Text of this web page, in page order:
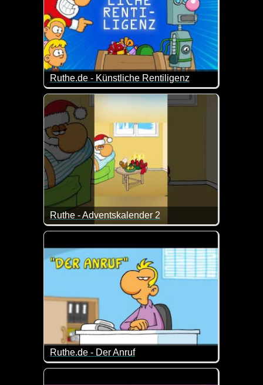
Ruthe.de - Künstliche Rentiligenz
Die künstliche Intelligenz ist nicht immer und
Ruthe - Adventskalender 2
Ein nettes Ruthe-Video zur Adventszeit. An
Ruthe.de - Der Anruf
Das ist gar nicht so arg weit weg von der Realität ;-)